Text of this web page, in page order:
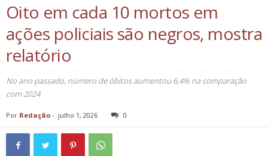
Oito em cada 10 mortos em
ações policiais são negros, mostra
relatório
No ano passado, número de óbitos aumentou 6,4% na comparação
com 2024
Por Redação - julho 1, 2026 0